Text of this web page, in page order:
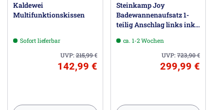
Kaldewei
Multifunktionskissen
Sofort lieferbar
UVP:215,99€
142,99 €
Steinkamp Joy
Badewannenaufsatz 1-
teilig Anschlag links inkl.
ca. 1-2 Wochen
UVP:723,90€
299,99 €